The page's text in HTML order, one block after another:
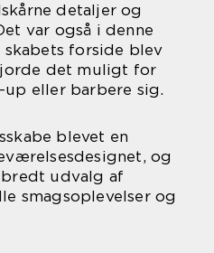
detaljer og
var også i denne
forside blev
det muligt for
up eller barbere sig.
blevet en
og
udvalg af
smagsoplevelser og